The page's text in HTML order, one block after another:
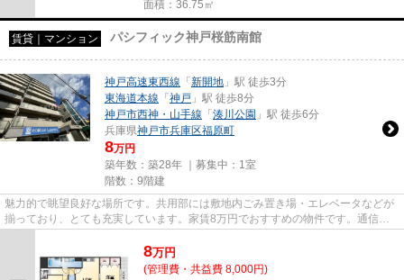
面積：36.75㎡
賃貸｜マンション パシフィック神戸桜筋南館
神戸高速東西線 「 新開地 」駅 徒歩3分
東海道本線 「 神戸 」駅 徒歩8分
神戸市西神・山手線 「 湊川公園 」駅 徒歩6分
兵庫県神戸市兵庫区福原町
8万円
築年数：築28年 ｜募集中： 1室
階数：9階建
魅力的で眺望良好な場所です。共用部には敷地内ごみ置き場・エレベータなどが
揃っており、とても充実しています。家賃8万円でおすすめの物件です。通信速
8万円
(管理費・共益費 8,000円)